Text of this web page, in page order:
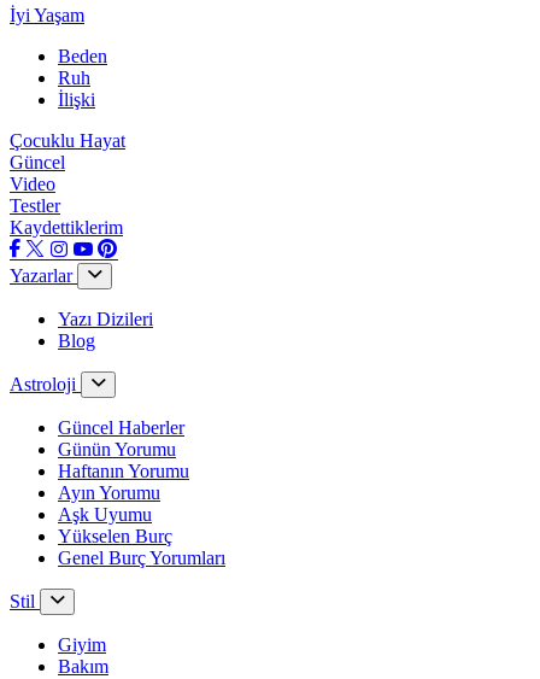
İyi Yaşam
Beden
Ruh
İlişki
Çocuklu Hayat
Güncel
Video
Testler
Kaydettiklerim
Yazarlar
Yazı Dizileri
Blog
Astroloji
Güncel Haberler
Günün Yorumu
Haftanın Yorumu
Ayın Yorumu
Aşk Uyumu
Yükselen Burç
Genel Burç Yorumları
Stil
Giyim
Bakım